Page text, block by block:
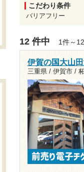
こだわり条件
バリアフリー
12 件中 1件～
伊賀の国大山
三重県 / 伊賀市 /